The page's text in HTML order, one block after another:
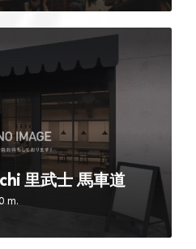
里武士 馬車道
m.